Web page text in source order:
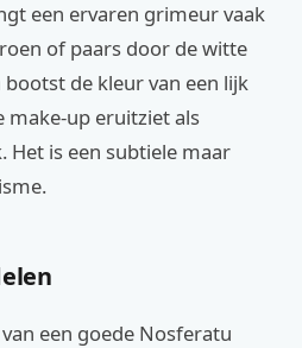
een ervaren grimeur vaak
of paars door de witte
de kleur van een lijk
make-up eruitziet als
Het is een subtiele maar
een goede Nosferatu